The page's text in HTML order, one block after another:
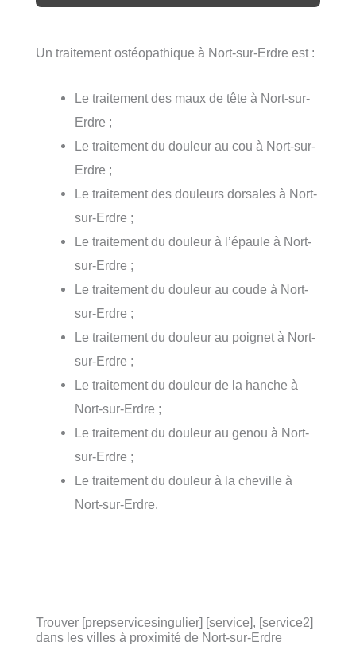
Un traitement ostéopathique à Nort-sur-Erdre est :
Le traitement des maux de tête à Nort-sur-
Erdre ;
Le traitement du douleur au cou à Nort-sur-
Erdre ;
Le traitement des douleurs dorsales à Nort-
sur-Erdre ;
Le traitement du douleur à l’épaule à Nort-
sur-Erdre ;
Le traitement du douleur au coude à Nort-
sur-Erdre ;
Le traitement du douleur au poignet à Nort-
sur-Erdre ;
Le traitement du douleur de la hanche à
Nort-sur-Erdre ;
Le traitement du douleur au genou à Nort-
sur-Erdre ;
Le traitement du douleur à la cheville à
Nort-sur-Erdre.
Trouver [prepservicesingulier] [service], [service2]
dans les villes à proximité de Nort-sur-Erdre